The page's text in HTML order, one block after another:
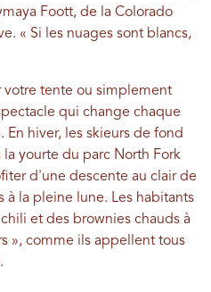
Foott, de la Colorado
« Si les nuages ​​sont blancs,
votre tente ou simplement
qui change chaque
hiver, les skieurs de fond
yourte du parc North Fork
d'une descente au clair de
à la pleine lune. Les habitants
et des brownies chauds à
», comme ils appellent tous